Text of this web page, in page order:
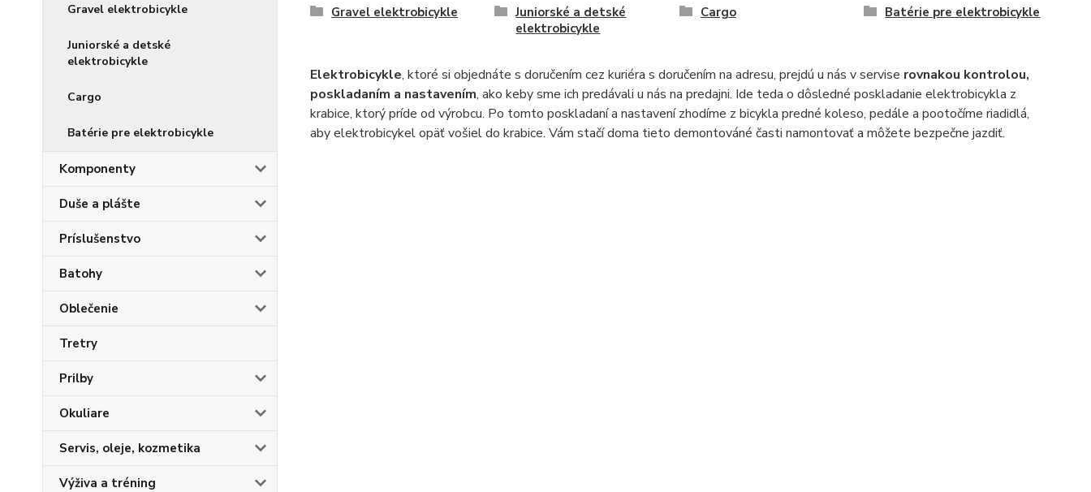
Gravel elektrobicykle
Juniorské a detské
elektrobicykle
Cargo
Batérie pre elektrobicykle
Komponenty
Duše a plášte
Príslušenstvo
Batohy
Oblečenie
Tretry
Prilby
Okuliare
Servis, oleje, kozmetika
Výživa a tréning
Gravel elektrobicykle
Juniorské a detské
elektrobicykle
Cargo Batérie pre elektrobicykle
Elektrobicykle, ktoré si objednáte s doručením cez kuriéra s doručením na adresu, prejdú u nás v servise rovnakou kontrolou,
poskladaním a nastavením, ako keby sme ich predávali u nás na predajni. Ide teda o dôsledné poskladanie elektrobicykla z
krabice, ktorý príde od výrobcu. Po tomto poskladaní a nastavení zhodíme z bicykla predné koleso, pedále a pootočíme riadidlá,
aby elektrobicykel opäť vošiel do krabice. Vám stačí doma tieto demontováné časti namontovať a môžete bezpečne jazdiť.